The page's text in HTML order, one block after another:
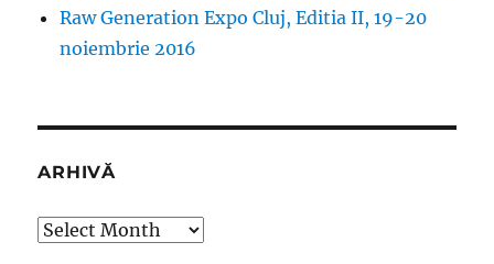
Raw Generation Expo Cluj, Editia II, 19-20
noiembrie 2016
ARHIVĂ
Arhivă